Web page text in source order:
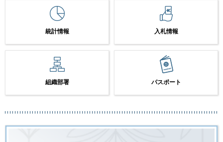
統計情報 入札情報
組織部署 パスポート